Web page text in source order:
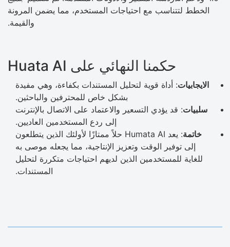
الخطط لتتناسب مع احتياجات المستخدم، مما يضمن المرونة
والقيمة.
حكمنا النهائي على Huata AI
الايجابيات: أداة قوية لتحليل المستندات بكفاءة، وهي مفيدة
بشكل خاص للمحترفين والباحثين.
سلبيات: قد يؤدي التسعير والاعتماد على الاتصال بالإنترنت
إلى ردع المستخدمين العاديين.
خاتمة
: يعد Humata AI حلاً ممتازًا لأولئك الذين يتطلعون
إلى توفير الوقت وتعزيز الإنتاجية، مما يجعله موصى به
للغاية للمستخدمين الذين لديهم احتياجات متكررة لتحليل
المستندات.